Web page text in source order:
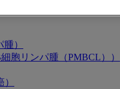
）
胞リンパ腫（PMBCL））